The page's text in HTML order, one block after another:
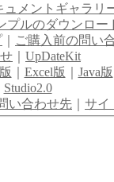
ュメントギャラリ
プルのダウンロー
｜ ご購入前の問い
｜ UpDateKit
｜ Excel版 ｜ Java版
Studio2.0
い合わせ先 ｜ サイ